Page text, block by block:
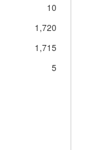
10
1,720
1,715
5